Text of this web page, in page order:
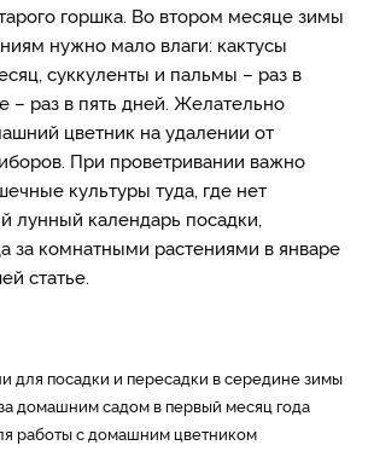
горшка. Во втором месяце зимы
нужно мало влаги: кактусы
суккуленты и пальмы – раз в
– раз в пять дней. Желательно
цветник на удалении от
При проветривании важно
культуры туда, где нет
лунный календарь посадки,
за комнатными растениями в январе
статье.
для посадки и пересадки в середине зимы
домашним садом в первый месяц года
работы с домашним цветником